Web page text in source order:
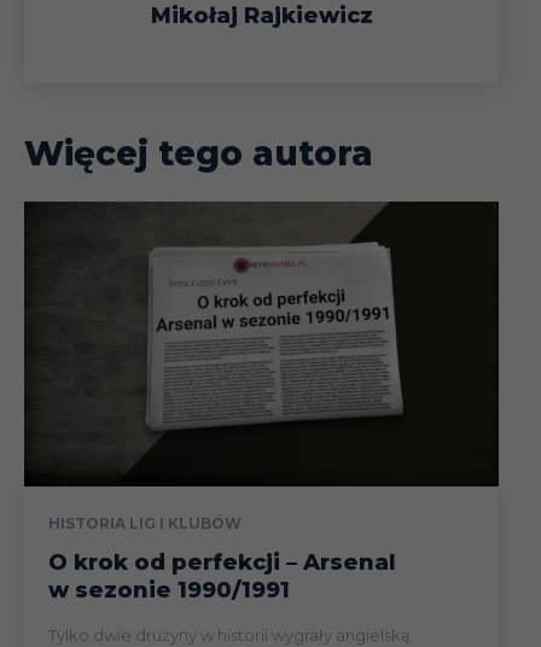
Mikołaj Rajkiewicz
Więcej tego autora
HISTORIA LIG I KLUBÓW
O krok od perfekcji – Arsenal
w sezonie 1990/1991
Tylko dwie drużyny w historii wygrały angielską